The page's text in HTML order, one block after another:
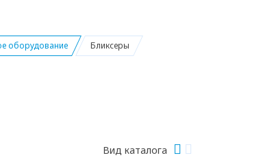
оборудование Бликсеры
Вид каталога